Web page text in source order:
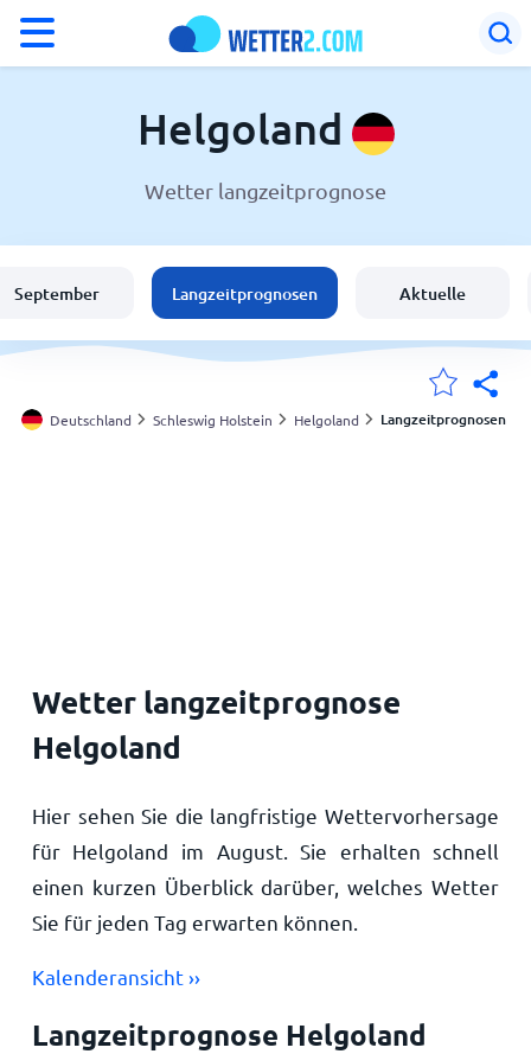
Wetter in Helgoland
Schweiz
Österreich
Helgoland
Wetter langzeitprognose
September Langzeitprognosen Aktuelle
Deutschland Schleswig Holstein Helgoland Langzeitprognosen
Wetter langzeitprognose
Helgoland
Hier sehen Sie die langfristige Wettervorhersage
für Helgoland im August. Sie erhalten schnell
einen kurzen Überblick darüber, welches Wetter
Sie für jeden Tag erwarten können.
Kalenderansicht ››
Langzeitprognose Helgoland